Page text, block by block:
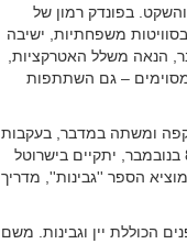
בפונדק רמון של
משפחתיות, ישיבה
הנאה משלל האטרקציות,
מסוימים – גם השתתפות
קפה ומשתה במדבר, בעקבות
ההצלחה של סופי השבוע הקולינאריים הללו, יתקיים בסוף השבוע הקרוב, בתאריכים 8-10 בנובמבר, יתקיים בישרוטל
הספר ''גבינות'', מדריך
הכוללת יין וגבינות. משם